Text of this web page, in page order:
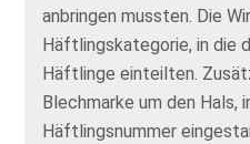
anbringen mussten. Die
Häftlingskategorie, in die
Häftlinge einteilten.
Blechmarke um den Hals,
Häftlingsnummer